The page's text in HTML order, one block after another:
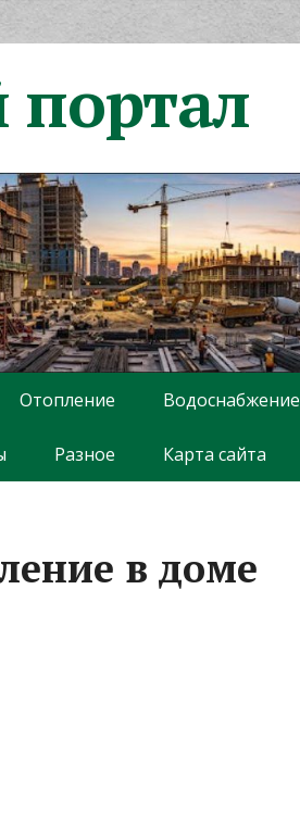
Отопление Водоснабжение
Разное Карта сайта
в доме